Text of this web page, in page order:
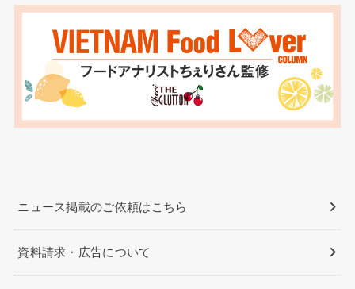
ニュース掲載のご依頼はこちら
資料請求・広告について